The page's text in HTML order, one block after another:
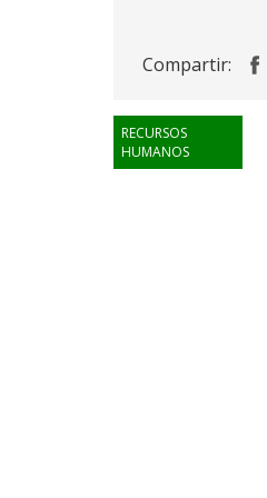
Compartir:
RECURSOS
HUMANOS